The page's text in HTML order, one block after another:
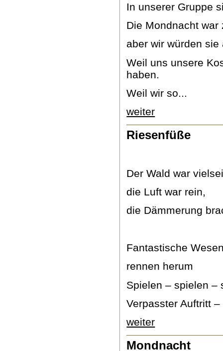
In unserer Gruppe
Die Mondnacht
aber wir würden
Weil uns unsere
haben.
Weil wir so...
weiter
Riesenfüße
Der Wald war
die Luft war rein,
die Dämmerung
Fantastische
rennen herum
Spielen – spielen –
Verpasster Auftritt –
weiter
Mondnacht